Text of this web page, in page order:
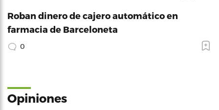
Roban dinero de cajero automático en
farmacia de Barceloneta
0
Opiniones